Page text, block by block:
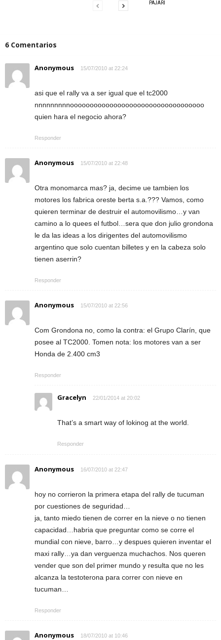
PAJARI
6 Comentarios
Anonymous 15/07/2010 at 22:24
asi que el rally va a ser igual que el tc2000
nnnnnnnnnoooooooooooooooooooooooooooooooooo
quien hara el negocio ahora?
Responder
Anonymous 15/07/2010 at 22:48
Otra monomarca mas? ja, decime ue tambien los
motores los fabrica oreste berta s.a.??? Vamos, como
quieren terminar de destruir el automovilismo…y van
camino a lo quees el futbol…sera que don julio grondona
le da las ideas a los dirigentes del automovilismo
argentino que solo cuentan billetes y en la cabeza solo
tienen aserrin?
Responder
Anonymous 15/07/2010 at 22:56
Com Grondona no, como la contra: el Grupo Clarín, que
posee al TC2000. Tomen nota: los motores van a ser
Honda de 2.400 cm3
Responder
Gracelyn 22/01/2014 at 20:02
That’s a smart way of lokinog at the world.
Responder
Anonymous 16/07/2010 at 22:47
hoy no corrieron la primera etapa del rally de tucuman
por cuestiones de seguridad…
ja, tanto miedo tienen de correr en la nieve o no tienen
capacidad…habria que preguntar como se corre el
mundial con nieve, barro…y despues quieren inventar el
maxi rally…ya dan verguenza muchachos. Nos queren
vender que son del primer mundo y resulta que no les
alcanza la testoterona para correr con nieve en
tucuman…
Responder
Anonymous 18/07/2010 at 10:46